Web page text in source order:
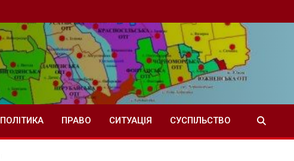
ПОЛІТИКА ПРАВО СИТУАЦІЯ СУСПІЛЬСТВО